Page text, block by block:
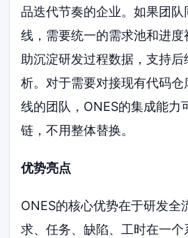
品迭代节奏的企业。如果团
线，需要统一的需求池和进度
助沉淀研发过程数据，支持
析。对于需要对接现有代码
线的团队，ONES的集成能力
链，不用整体替换。
优势亮点
ONES的核心优势在于研发全
求、任务、缺陷、工时在一